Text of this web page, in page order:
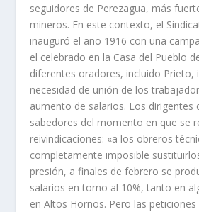
seguidores de Perezagua, más
mineros. En este contexto, el
inauguró el año 1916 con una
el celebrado en la Casa del Pueblo
diferentes oradores, incluido Prieto,
necesidad de unión de los
aumento de salarios. Los dirigentes
sabedores del momento en que se
reivindicaciones: «a los obreros
completamente imposible
presión, a finales de febrero se
salarios en torno al 10%, tanto en
en Altos Hornos. Pero las peticiones